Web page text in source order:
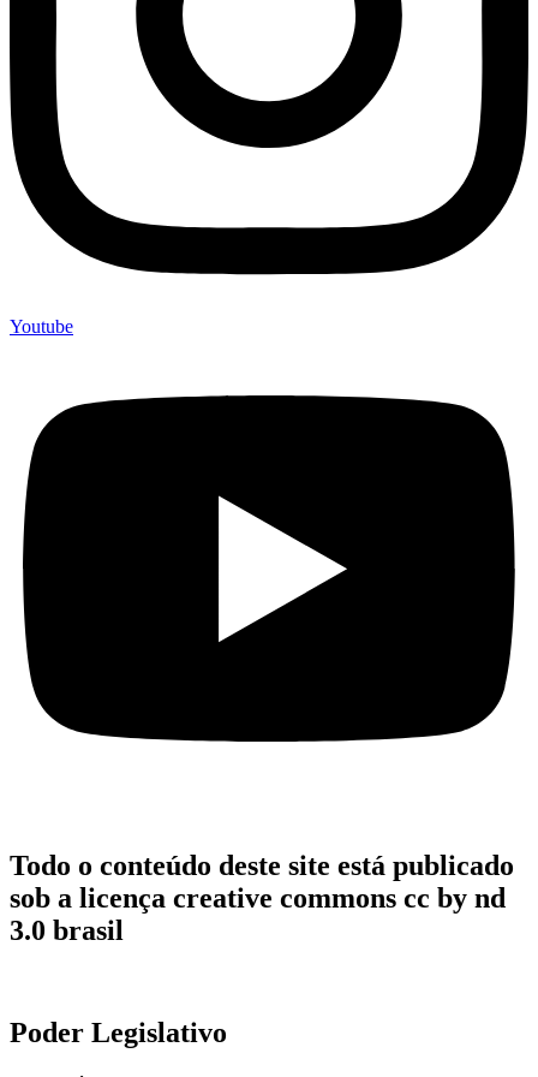
Youtube
Todo o conteúdo deste site está publicado
sob a licença creative commons cc by nd
3.0 brasil
Poder Legislativo